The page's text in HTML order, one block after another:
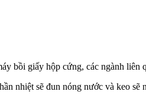
bồi giấy hộp cứng, các ngành
nhiệt sẽ đun nóng nước và keo